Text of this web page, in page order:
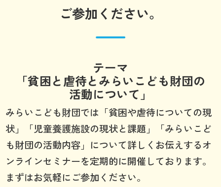
ご参加ください。
テーマ
「貧困と虐待とみらいこども財団の
活動について」
みらいこども財団では「貧困や虐待についての現
状」「児童養護施設の現状と課題」「みらいこど
も財団の活動内容」について詳しくお伝えするオ
ンラインセミナーを定期的に開催しております。
まずはお気軽にご参加ください。